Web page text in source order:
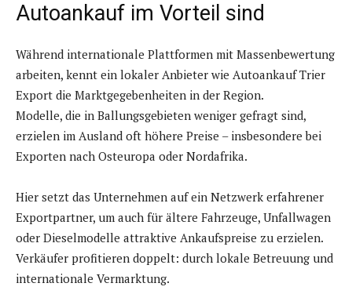
Autoankauf im Vorteil sind
Während internationale Plattformen mit Massenbewertung
arbeiten, kennt ein lokaler Anbieter wie Autoankauf Trier
Export die Marktgegebenheiten in der Region.
Modelle, die in Ballungsgebieten weniger gefragt sind,
erzielen im Ausland oft höhere Preise – insbesondere bei
Exporten nach Osteuropa oder Nordafrika.
Hier setzt das Unternehmen auf ein Netzwerk erfahrener
Exportpartner, um auch für ältere Fahrzeuge, Unfallwagen
oder Dieselmodelle attraktive Ankaufspreise zu erzielen.
Verkäufer profitieren doppelt: durch lokale Betreuung und
internationale Vermarktung.